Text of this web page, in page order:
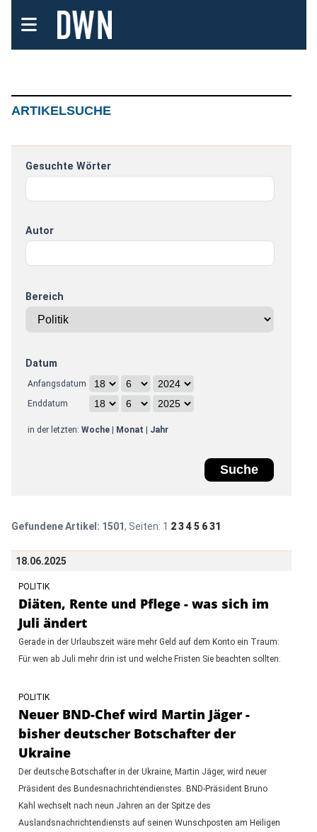
ARTIKELSUCHE
Gesuchte Wörter
Autor
Bereich
Datum
Anfangsdatum
Enddatum
in der letzten: Woche| Monat Jahr
Gefundene Artikel: 1501, Seiten: 1 2 3 4 5 6 31
18.06.2025
POLITIK
Diäten, Rente und Pflege - was sich im
Juli ändert
Gerade in der Urlaubszeit wäre mehr Geld auf dem Konto ein Traum:
Für wen ab Juli mehr drin ist und welche Fristen Sie beachten sollten.
POLITIK
Neuer BND-Chef wird Martin Jäger -
bisher deutscher Botschafter der
Ukraine
Der deutsche Botschafter in der Ukraine, Martin Jäger, wird neuer
Präsident des Bundesnachrichtendienstes. BND-Präsident Bruno
Kahl wechselt nach neun Jahren an der Spitze des
Auslandsnachrichtendiensts auf seinen Wunschposten am Heiligen